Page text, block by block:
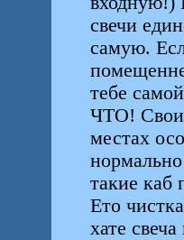
свечи
самую.
помещенне
тебе
ЧТО!
местах
такие каб
Ето
хате